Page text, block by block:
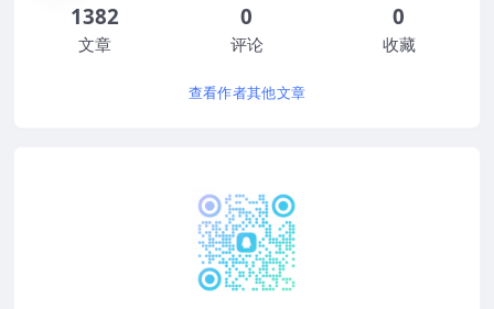
1382
文章
0
评论
0
收藏
查看作者其他文章